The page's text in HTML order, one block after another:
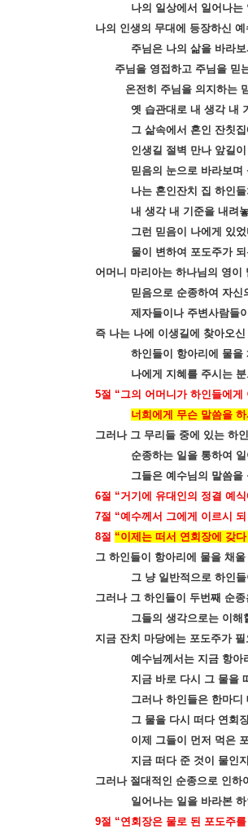
나의 일상에서 일어나
나의 인생의 무대에 등장하신 예
주님은 나의 삶을 바라
주님을 영접하고 주님을 믿
온전히 주님을 의지하는
옛 습관대로 내 생각 내
그 삶속에서 혼인 잔칫
인생길 절벽 만나 앞길
믿음의 눈으로 바라보며
나는 혼인잔치 집 하인들
내 생각 내 기준을 내려
그런 믿음이 나에게 있었
물이 변하여 포도주가
어머니 마리아는 하나님의 영이
믿음으로 순종하여 자
제자들이나 주변사람들
즉 나는 나에 이생길에 찾아오
하인들이 항아리에 물을
나에게 지혜를 주시는
5절 “그의 어머니가 하인들에게
너희에게 무슨 말씀을
그러나 그 무리들 중에 있는 하
순종하는 일을 통하여
그들은 예수님의 말씀
6절 “거기에 유대인의 정결 예
7절 “예수께서 그에게 이르시 되
8절 “이제는 떠서 연회장에 갖
그 하인들이 항아리에 물을 채
그 냥 일반적으로 하인
그러나 그 하인들이 두번째 순종
그들의 생각으로는 이
지금 잔치 마당에는 포도주가 필
예수님께서는 지금 항아
지금 바로 다시 그 물을
그러나 하인들은 한마디
그 물을 다시 떠다 연회
이제 그들이 먼저 먹은
지금 떠다 준 것이 물인
그러나 절대적인 순종으로 인하
일어나는 일을 바라본
9절 “연회장은 물로 된 포도주